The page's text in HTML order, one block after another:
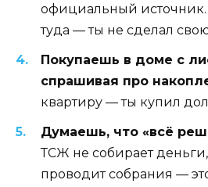
официальный источник.
туда — ты не сделал
Покупаешь в доме с
спрашивая про
квартиру — ты купил
Думаешь, что «всё
ТСЖ не собирает деньги,
проводит собрания —